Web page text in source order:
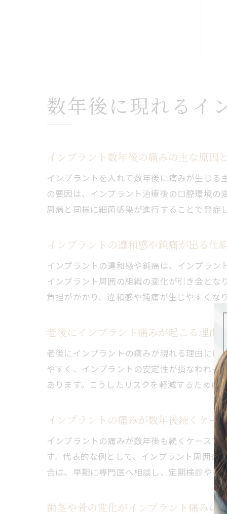
数年後に現れるイ
インプラント数年後の痛みの主な原因
インプラントを入れて数年後に痛みが生じ
の要因は、インプラント治療後の口腔環境
周病と同様に細菌感染が進行することで発症
インプラントの違和感や鈍痛が出る仕
インプラントの違和感や鈍痛は、インプラ
インプラント周囲の組織の変化が引き金と
負担がかかり、違和感や鈍痛が生じやすくな
老後にインプラント痛みが起こる理由
老後にインプラントの痛みが現れる理由には
やすく、インプラントの安定性が損なわれる
あります。こうしたリスクを軽減するために
インプラントの痛みが数年後続くケース
インプラントの痛みが数年後も続くケース
す。代表的な例として、インプラント周囲炎
合は、早期に専門医へ相談し、定期検診やク
歯茎や骨の変化がインプラント痛みに